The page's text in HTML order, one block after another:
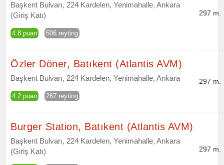
Başkent Bulvarı, 224 Kardelen, Yenimahalle, Ankara
(Giriş Katı)
4.8 puan 506 reyting
297 m.
Özler Döner, Batıkent (Atlantis AVM)
Başkent Bulvarı, 224 Kardelen, Yenimahalle, Ankara
4.2 puan 267 reyting
297 m.
Burger Station, Batıkent (Atlantis AVM)
Başkent Bulvarı, 224 Kardelen, Yenimahalle, Ankara
(Giriş Katı)
297 m.